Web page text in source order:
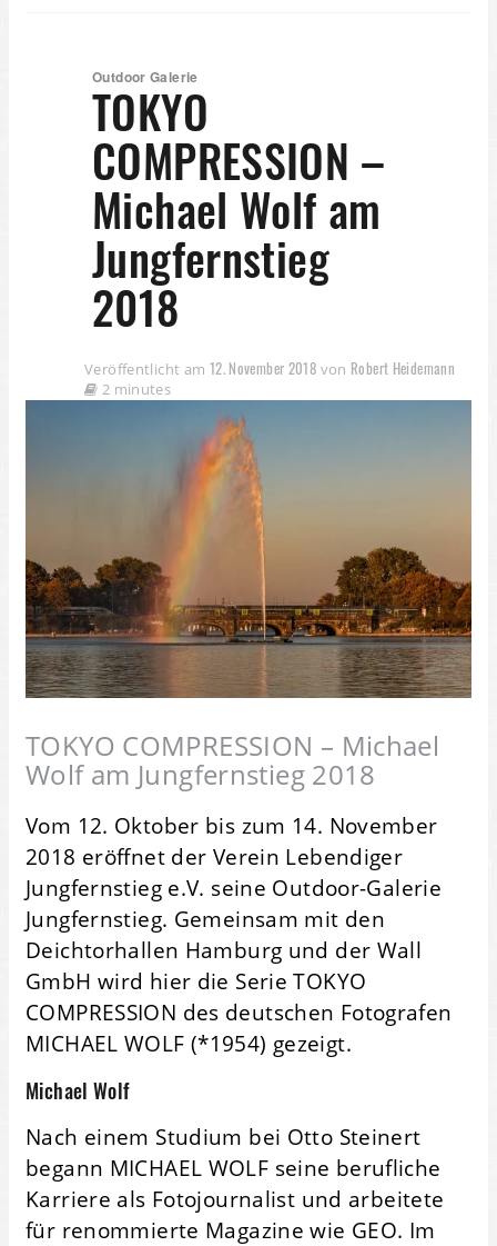
Outdoor Galerie
TOKYO
COMPRESSION –
Michael Wolf am
Jungfernstieg
2018
Veröffentlicht am 12. November 2018 von Robert Heidemann
2 minutes
TOKYO COMPRESSION – Michael
Wolf am Jungfernstieg 2018
Vom 12. Oktober bis zum 14. November
2018 eröffnet der Verein Lebendiger
Jungfernstieg e.V. seine Outdoor-Galerie
Jungfernstieg. Gemeinsam mit den
Deichtorhallen Hamburg und der Wall
GmbH wird hier die Serie TOKYO
COMPRESSION des deutschen Fotografen
MICHAEL WOLF (*1954) gezeigt.
Michael Wolf
Nach einem Studium bei Otto Steinert
begann MICHAEL WOLF seine berufliche
Karriere als Fotojournalist und arbeitete
für renommierte Magazine wie GEO. Im